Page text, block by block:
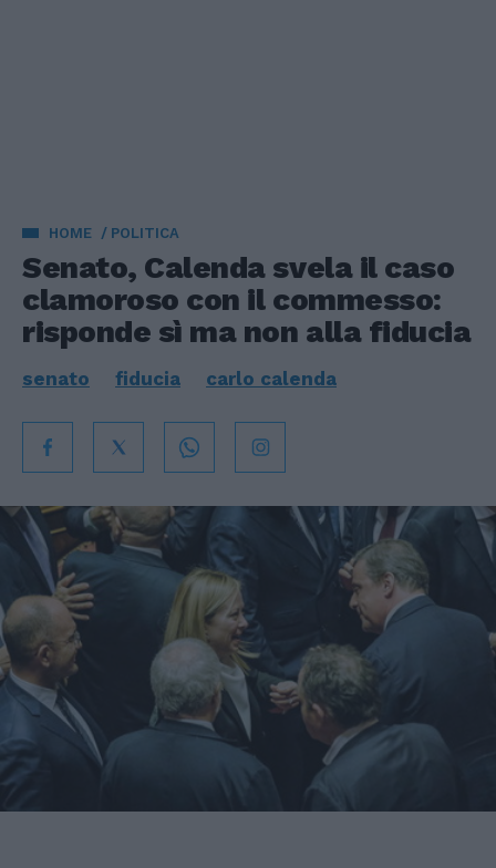
HOME POLITICA
Senato, Calenda svela il caso
clamoroso con il commesso:
risponde sì ma non alla fiducia
senato fiducia carlo calenda